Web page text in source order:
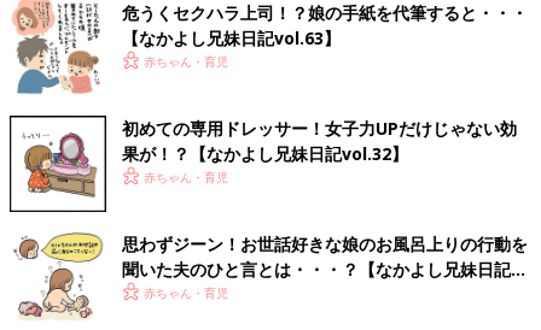
ンピースがお気に入り。着た後も「かわいい〜」をもらうために
披露しにきます。
最近は納得いくコーディネートじゃなかった時、タンスの前で自
分が気にいる洋服を探す姿を見ることが増えてきました。
すーちゃんの女子力ポイント❹ 好きな言葉は「カワ
イイ」！
危うくセクハラ上司！？娘の手紙を代筆すると・・・
【なかよし兄妹日記vol.63】
赤ちゃん・育児
初めての専用ドレッサー！女子力UPだけじゃない効
果が！？【なかよし兄妹日記vol.32】
赤ちゃん・育児
思わずジーン！お世話好きな娘のお風呂上りの行動を
聞いた夫のひと言とは・・・？【なかよし兄妹日記
vol.52】
赤ちゃん・育児